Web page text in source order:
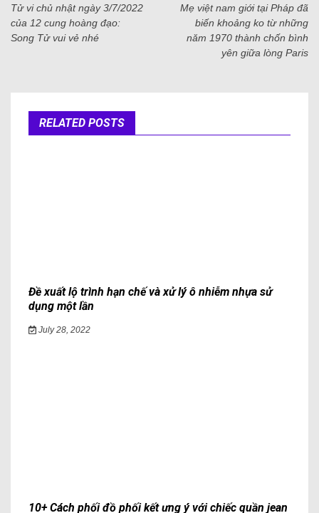
Tử vi chủ nhật ngày 3/7/2022
của 12 cung hoàng đạo:
Song Tử vui vẻ nhé
Mẹ việt nam giới tại Pháp đã
biến khoảng ko từ những
năm 1970 thành chốn bình
yên giữa lòng Paris
RELATED POSTS
Đề xuất lộ trình hạn chế và xử lý ô nhiễm nhựa sử
dụng một lần
July 28, 2022
10+ Cách phối đồ phối kết ưng ý với chiếc quần jean